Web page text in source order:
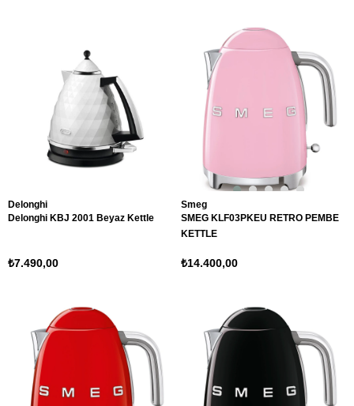
Delonghi
Delonghi KBJ 2001 Beyaz Kettle
₺7.490,00
Smeg
SMEG KLF03PKEU RETRO PEMBE
KETTLE
₺14.400,00